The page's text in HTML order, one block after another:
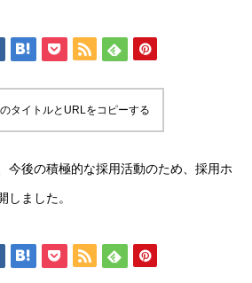
募集要項 エントリー
タイトルとURLをコピーする
今後の積極的な採用活動のため、採用ホ
しました。